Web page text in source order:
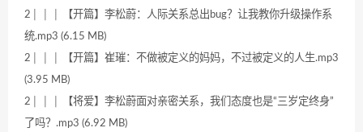
2│ │ │ 【开篇】李松蔚：人际关系总出bug？让我教你升级操作系
统.mp3 (6.15 MB)
2│ │ │ 【开篇】崔璀：不做被定义的妈妈，不过被定义的人生.mp3
(3.95 MB)
2│ │ │ 【将爱】李松蔚面对亲密关系，我们态度也是“三岁定终身”
了吗？.mp3 (6.92 MB)